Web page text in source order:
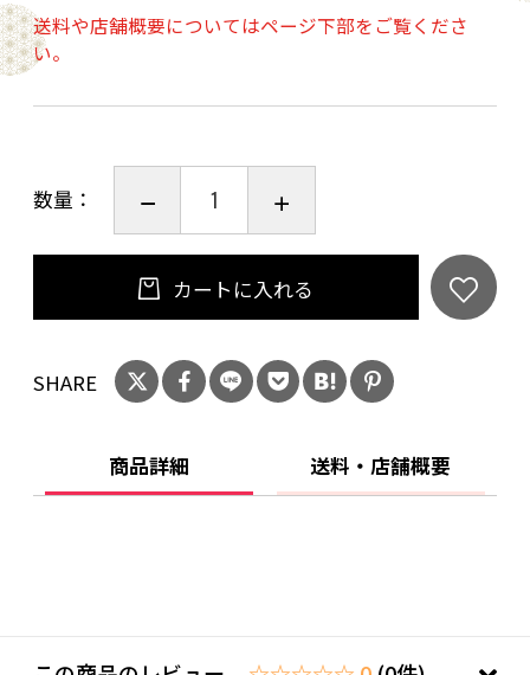
送料や店舗概要についてはページ下部をご覧くださ
い。
数量：
カートに入れる
SHARE
商品詳細 送料・店舗概要